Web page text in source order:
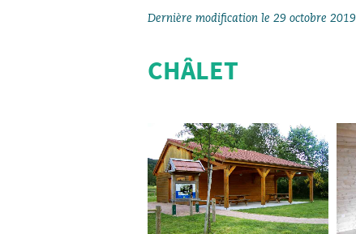
Dernière modification le 29 octobre 2019
CHÂLET